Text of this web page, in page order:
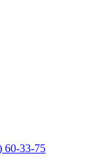
60-33-75